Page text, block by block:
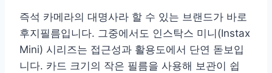
즉석 카메라의 대명사라 할 수 있는 브랜드가 바로
후지필름입니다. 그중에서도 인스탁스 미니(Instax
Mini) 시리즈는 접근성과 활용도에서 단연 돋보입
니다. 카드 크기의 작은 필름을 사용해 보관이 쉽